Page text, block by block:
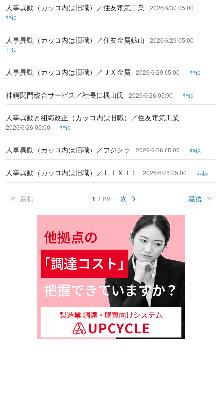
人事異動（カッコ内は旧職）／住友電気工業 2026/6/30 05:00
非鉄
人事異動（カッコ内は旧職）／住友金属鉱山 2026/6/29 05:00
非鉄
人事異動（カッコ内は旧職）／ＪＸ金属 2026/6/29 05:00 非鉄
神鋼関門総合サービス／社長に梶山氏 2026/6/26 05:00 非鉄
人事異動と組織改正（カッコ内は旧職）／住友電気工業
2026/6/26 05:00 非鉄
人事異動（カッコ内は旧職）／フジクラ 2026/6/26 05:00 非鉄
人事異動（カッコ内は旧職）／ＬＩＸＩＬ 2026/6/26 05:00 非鉄
最初 1 89 次 最後